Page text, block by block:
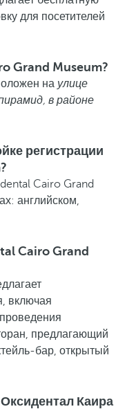
для посетителей
Grand Museum?
на улице
в районе
регистрации
Cairo Grand
английском,
Cairo Grand
включая
предлагающий
бар, открытый
Каира